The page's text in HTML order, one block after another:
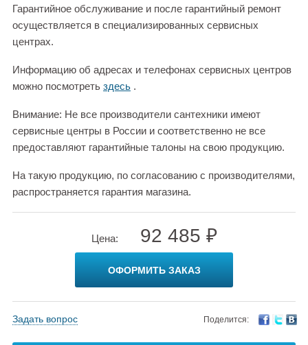
Гарантийное обслуживание и после гарантийный ремонт
осуществляется в специализированных сервисных
центрах.
Информацию об адресах и телефонах сервисных центров
можно посмотреть здесь .
Внимание: Не все производители сантехники имеют
сервисные центры в России и соответственно не все
предоставляют гарантийные талоны на свою продукцию.
На такую продукцию, по согласованию с производителями,
распространяется гарантия магазина.
Цена: 92 485 ₽
ОФОРМИТЬ ЗАКАЗ
Задать вопрос Поделится: